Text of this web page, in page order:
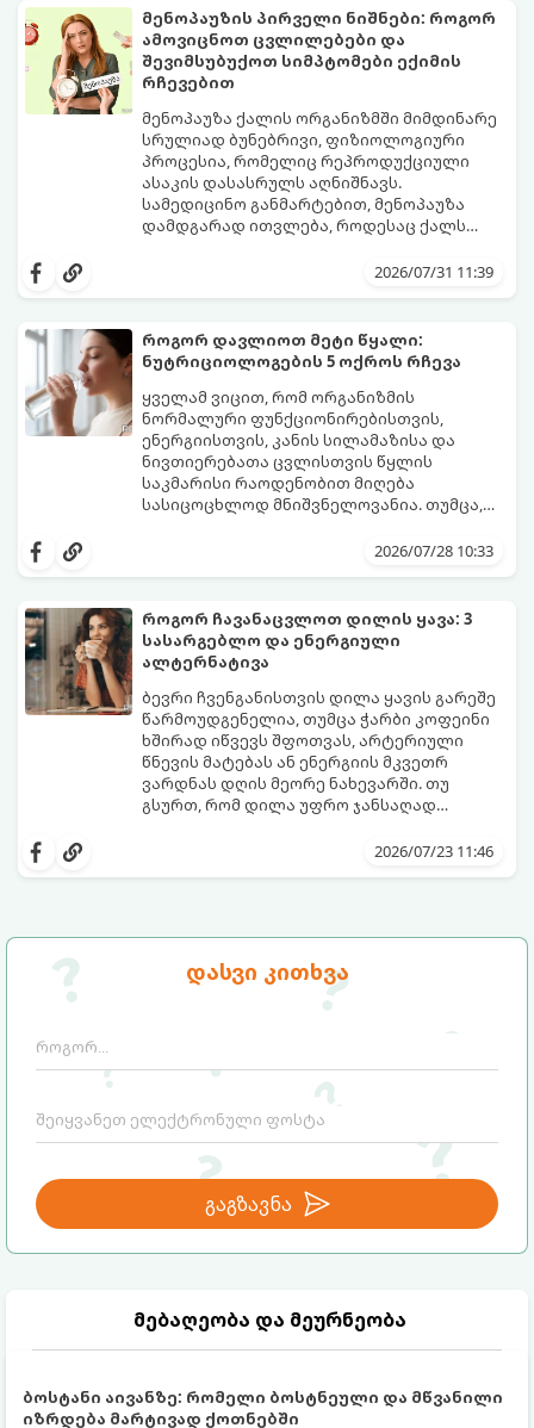
დასვი კითხვა
გაგზავნა
მებაღეობა და მეურნეობა
ბოსტანი აივანზე: რომელი ბოსტნეული და მწვანილი
იზრდება მარტივად ქოთნებში
მენოპაუზის პირველი ნიშნები: როგორ
ამოვიცნოთ ცვლილებები და
შევიმსუბუქოთ სიმპტომები ექიმის
რჩევებით
მენოპაუზა ქალის ორგანიზმში მიმდინარე
სრულიად ბუნებრივი, ფიზიოლოგიური
პროცესია, რომელიც რეპროდუქციული
ასაკის დასასრულს აღნიშნავს.
სამედიცინო განმარტებით, მენოპაუზა
დამდგარად ითვლება, როდესაც ქალს
ცვლილებები ამ მომენტამდე ბევრად ადრე
საშუალოდ 40-დან 50 წლამდე ასაკში იწყება
და შესაძლოა 4-დან 8 წლამდე
გაგრძელდეს).
იმისათვის, რომ ეს პერიოდი შფოთვის
გარეშე გაიაროთ, მნიშვნელოვანია
იცოდეთ, რა სიგნალებს გზავნის ორგანიზმი
და როგორ შეიმსუბუქოთ მდგომარეობა
მეან-გინეკოლოგებისა და
ნუტრიციოლოგების რეკომენდაციებით.
2026/07/31 11:39
როგორ დავლიოთ მეტი წყალი:
ნუტრიციოლოგების 5 ოქროს რჩევა
ყველამ ვიცით, რომ ორგანიზმის
ნორმალური ფუნქციონირებისთვის,
ენერგიისთვის, კანის სილამაზისა და
ნივთიერებათა ცვლისთვის წყლის
საკმარისი რაოდენობით მიღება
სასიცოცხლოდ მნიშვნელოვანია. თუმცა,
უბრალოდ ჩვევის არქონის გამო, დღის
გამოწვევად რჩება.
დალევა ან მისი გემო მოსაწყენი
დაგეხმარებათ, წყლის სმა
ყოველდღიურ, სასიამოვნო ჩვევად
აქციოთ.
2026/07/28 10:33
როგორ ჩავანაცვლოთ დილის ყავა: 3
სასარგებლო და ენერგიული
ალტერნატივა
ბევრი ჩვენგანისთვის დილა ყავის გარეშე
წარმოუდგენელია, თუმცა ჭარბი კოფეინი
ხშირად იწვევს შფოთვას, არტერიული
წნევის მატებას ან ენერგიის მკვეთრ
ვარდნას დღის მეორე ნახევარში. თუ
გსურთ, რომ დილა უფრო ჯანსაღად
შეინარჩუნოთ, ექსპერტები ყავის სამ
თქვენთვის სასურველი სასმელი:2026/07/23 11:46